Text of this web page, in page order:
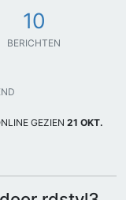
10
BERICHTEN
GEZIEN 21 OKT.